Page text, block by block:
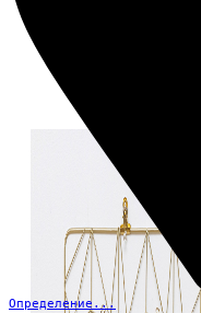
Определение...